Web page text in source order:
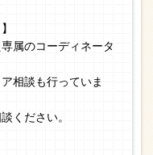
属のコーディネータ
相談も行っていま
ください。